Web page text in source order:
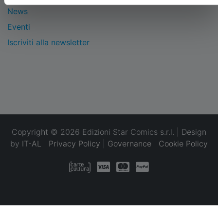
News
Eventi
Iscriviti alla newsletter
Copyright © 2026 Edizioni Star Comics s.r.l. | Design
by IT-AL Privacy Policy Governance Cookie Policy